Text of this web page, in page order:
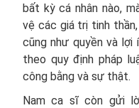
bất kỳ cá nhân nào,
vệ các giá trị tinh
cũng như quyền và lợi
theo quy định pháp
công bằng và sự thật.
Nam ca sĩ còn gửi